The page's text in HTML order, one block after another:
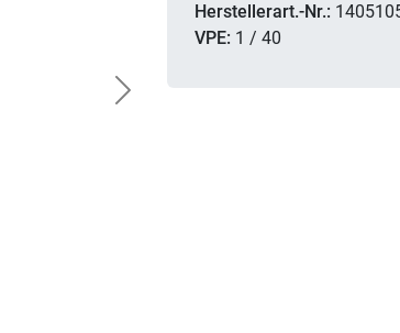
Next
Herstellerart.-Nr.:
VPE: 1 / 40